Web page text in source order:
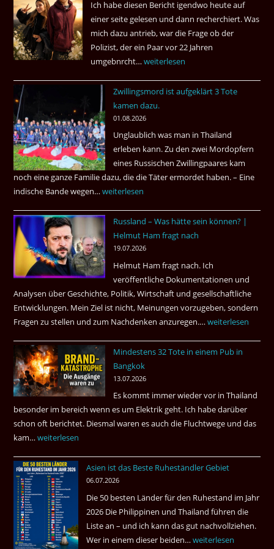
los
?
Ich habe diesen Bericht igendwo heute auf
einer seite gelesen und dann recherchiert. Was
mich dazu antrieb, war die Frage ob der
Polizist, der ein Paar vor 22 Jahren
umgebnrcht…Nach
Jahren,
ist
der
Mörder
wieder
frei
?
weiterlesen
Zwillingsmord ist aufgeklärt 3 Tote
kamen dazu.
01.08.2026
Unglaublich was man in Thailand
erleben kann. Zu den zwei Mordopfern
eines Russischen Zwillingpaares kam
noch eine ganze Familie dazu, die die Täter ermordet haben. – Eine
indische Bande wegen…Zwillingsmord
aufgeklärt
3
Tote
kamen
dazu.
weiterlesen
Russland – Was hätte sein können? |
Helmut Ham fragt nach
19.07.2026
Helmut Ham fragt nach. Ich
veröffentliche Dokumentationen und
Analysen über Geschichte, Politik, Wirtschaft und gesellschaftliche
Entwicklungen. Mein Ziel ist nicht, Meinungen vorzugeben, sondern
Fragen zu stellen und zum Nachdenken anzuregen.…Russland
Was
können?
|
Helmut
fragt
weiterlesen
Mindestens 32 Tote in einem Pub in
Bangkok
13.07.2026
Es kommt immer wieder vor in Thailand
besonder im bereich wenn es um Elektrik geht. Ich habe darüber
schon oft berichtet. Diesmal waren es auch die Fluchtwege und das
kam…Mindestens
Tote
einem
Pub
Bangkok
weiterlesen
Asien ist das Beste Ruheständler Gebiet
06.07.2026
Die 50 besten Länder für den Ruhestand im Jahr
2026 Die Philippinen und Thailand führen die
Liste an – und ich kann das gut nachvollziehen.
Wer in einem dieser beiden…Asien
weiterlesen